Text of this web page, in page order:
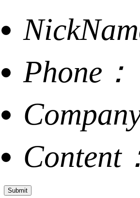
Phone：
Content